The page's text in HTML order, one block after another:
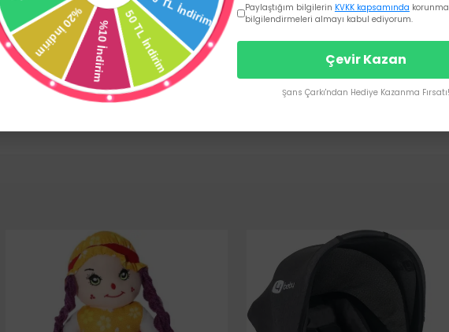
Paylaştığım bilgilerin KVKK kapsamında
bilgilendirmeleri almayı kabul ediyorum.
Çevir Kazan
Şans Çarkı'ndan Hediye Kazanma Fırsatı!